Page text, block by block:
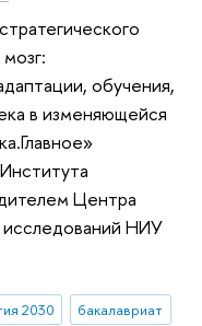
обучения,
в изменяющейся
Центра
исследований НИУ
2030
бакалавриат